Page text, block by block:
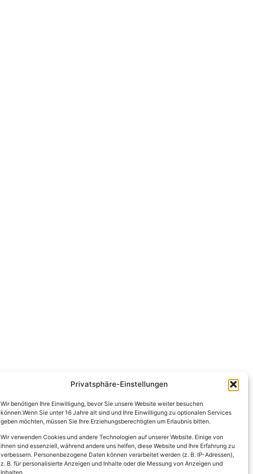
Privatsphäre-Einstellungen
Wir benötigen Ihre Einwilligung, bevor Sie unsere Website weiter besuchen
können.Wenn Sie unter 16 Jahre alt sind und Ihre Einwilligung zu optionalen Services
geben möchten, müssen Sie Ihre Erziehungsberechtigten um Erlaubnis bitten.
Wir verwenden Cookies und andere Technologien auf unserer Website. Einige von
ihnen sind essenziell, während andere uns helfen, diese Website und Ihre Erfahrung zu
verbessern. Personenbezogene Daten können verarbeitet werden (z. B. IP-Adressen),
z. B. für personalisierte Anzeigen und Inhalte oder die Messung von Anzeigen und
Inhalten.